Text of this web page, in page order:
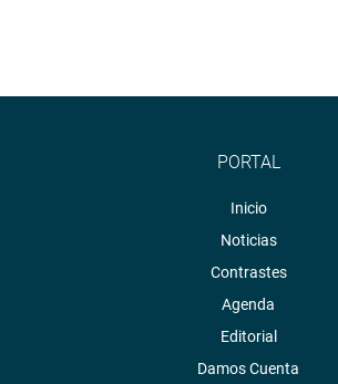
PORTAL
Inicio
Noticias
Contrastes
Agenda
Editorial
Damos Cuenta